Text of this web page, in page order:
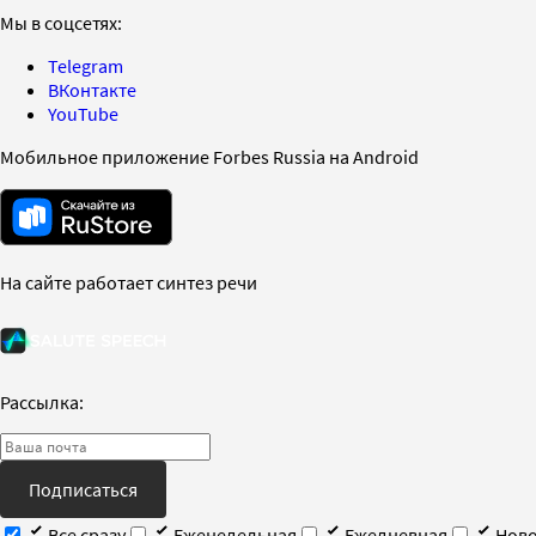
Мы в соцсетях:
Telegram
ВКонтакте
YouTube
Мобильное приложение Forbes Russia на Android
На сайте работает синтез речи
Рассылка:
Подписаться